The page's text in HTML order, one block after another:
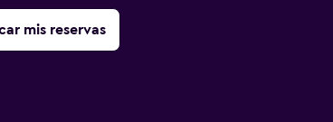
mis reservas